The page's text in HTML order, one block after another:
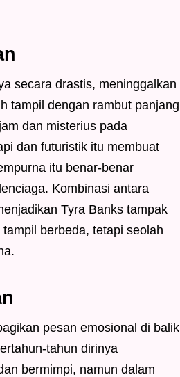
secara drastis, meninggalkan
tampil dengan rambut panjang
dan misterius pada
dan futuristik itu membuat
itu benar-benar
Kombinasi antara
Tyra Banks tampak
berbeda, tetapi seolah
pesan emosional di balik
tahun dirinya
bermimpi, namun dalam